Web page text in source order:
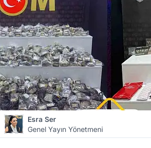
Esra Ser
Genel Yayın Yönetmeni